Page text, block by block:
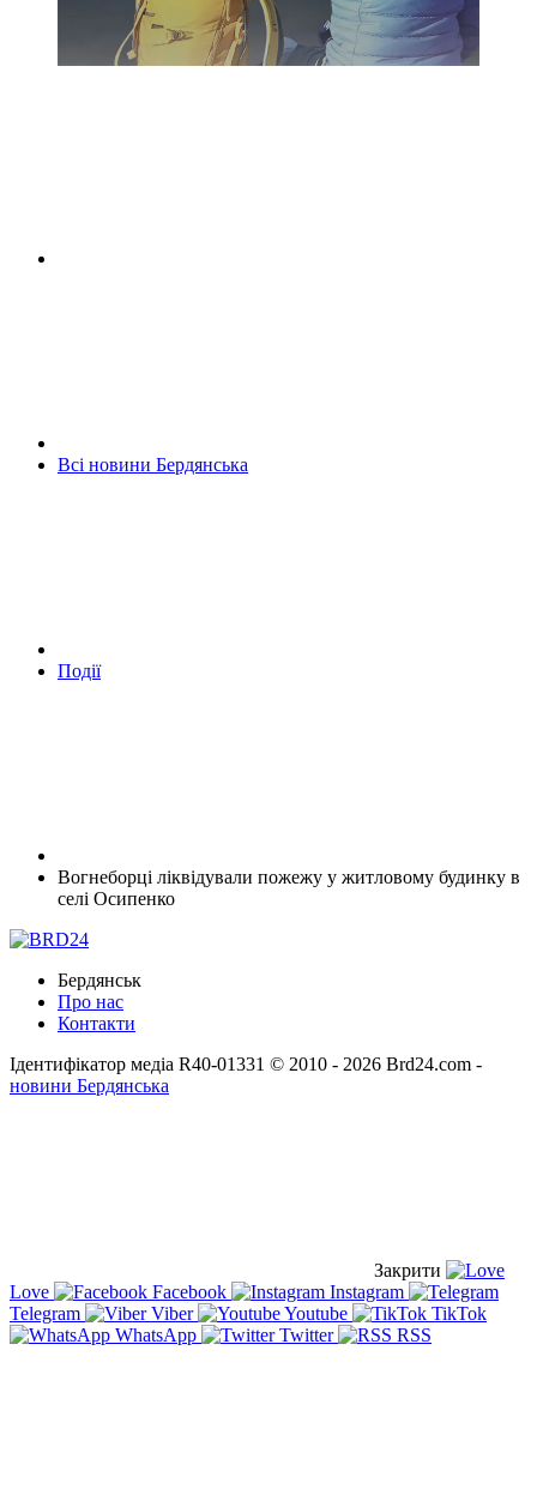
Всі новини Бердянська
Події
Вогнеборці ліквідували пожежу у житловому будинку в
селі Осипенко
Бердянськ
Про нас
Контакти
Ідентифікатор медіа R40-01331 © 2010 - 2026 Brd24.com -
новини Бердянська
Закрити
Love
Facebook
Instagram
Telegram
Viber Youtube
TikTok
WhatsApp
Twitter RSS